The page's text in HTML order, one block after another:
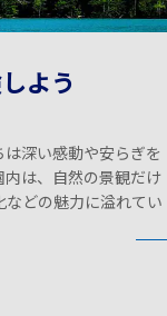
よう
深い感動や安らぎを
は、自然の景観だけ
どの魅力に溢れてい